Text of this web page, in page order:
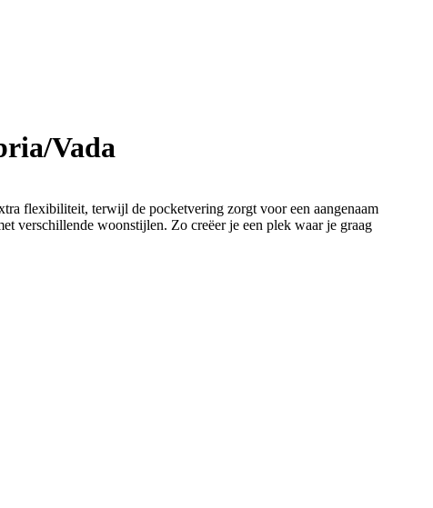
Vada
flexibiliteit, terwijl de pocketvering zorgt voor een aangenaam
verschillende woonstijlen. Zo creëer je een plek waar je graag